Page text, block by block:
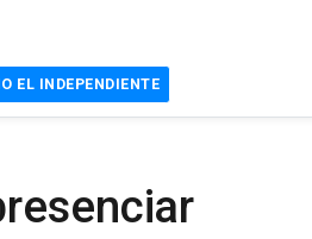
EL INDEPENDIENTE